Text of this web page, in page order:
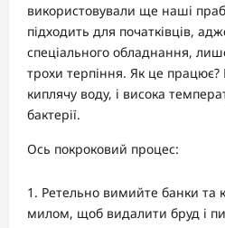
використовували ще наші
підходить для початківців,
спеціального обладнання,
трохи терпіння. Як це
киплячу воду, і висока
бактерії.
Ось покроковий процес:
Ретельно вимийте банки
милом, щоб видалити бруд і